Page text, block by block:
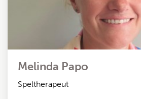
Melinda Papo
Speltherapeut